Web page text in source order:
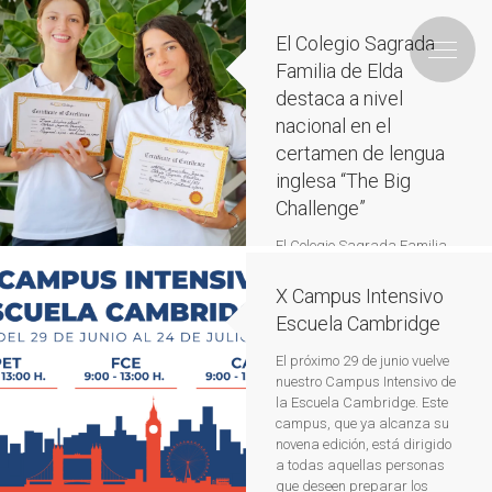
El Colegio Sagrada
Familia de Elda
destaca a nivel
nacional en el
certamen de lengua
inglesa “The Big
Challenge”
El Colegio Sagrada Familia
resultados obtenidos por dos
de sus alumnas en el
concurso nacional de inglés
las competiciones escolares
de lengua inglesa más
importantes y multitudinarias
de España. La alumna Altea
Bernabeu Segarra, de 4º de
ESO, se ha alzado con el
X Campus Intensivo
Escuela Cambridge
El próximo 29 de junio vuelve
nuestro Campus Intensivo de
la Escuela Cambridge. Este
campus, que ya alcanza su
novena edición, está dirigido
a todas aquellas personas
que deseen preparar los